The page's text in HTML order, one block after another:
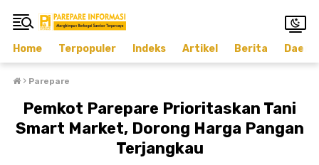
Home Terpopuler Indeks Artikel Berita
› Parepare
Pemkot Parepare Prioritaskan Tani
Smart Market, Dorong Harga Pangan
Terjangkau